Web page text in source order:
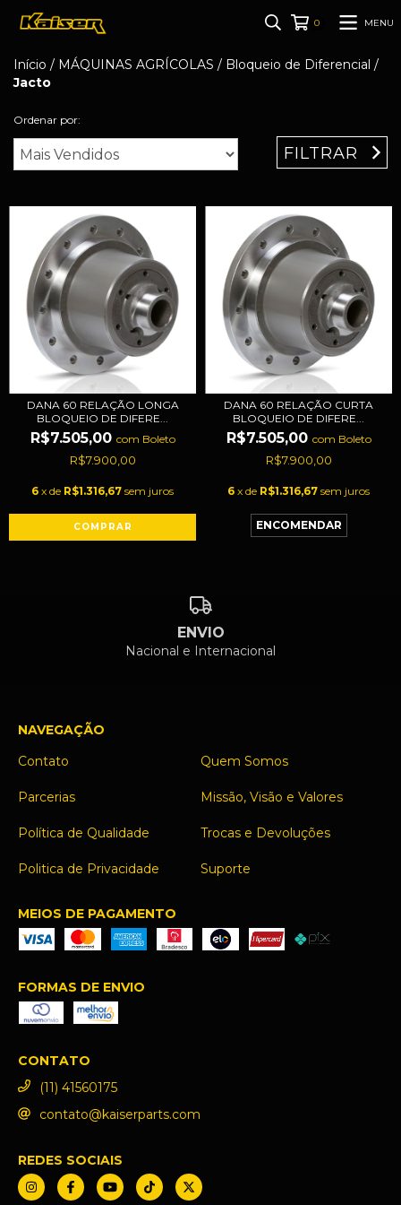
0 MENU
Início / MÁQUINAS AGRÍCOLAS / Bloqueio de Diferencial /
Jacto
Ordenar por:
FILTRAR
DANA 60 RELAÇÃO LONGA
BLOQUEIO DE DIFERE...
R$7.505,00 com Boleto
R$7.900,00
6 x de R$1.316,67 sem juros
DANA 60 RELAÇÃO CURTA
BLOQUEIO DE DIFERE...
R$7.505,00 com Boleto
R$7.900,00
6 x de R$1.316,67 sem juros
ENVIO
Nacional e Internacional
NAVEGAÇÃO
Contato
Quem Somos
Parcerias Missão, Visão e Valores
Política de Qualidade Trocas e Devoluções
Politica de Privacidade Suporte
MEIOS DE PAGAMENTO
FORMAS DE ENVIO
CONTATO
(11) 41560175
contato@kaiserparts.com
REDES SOCIAIS